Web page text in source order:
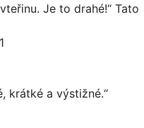
Je to drahé!“ Tato
krátké a výstižné.“